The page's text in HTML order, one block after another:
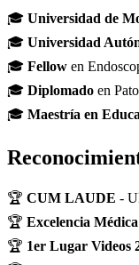
🎓 Universidad de
🎓 Universidad
🎓 Fellow en
🎓 Diplomado en
🎓 Maestría en
🏆 CUM LAUDE -
🏆 Excelencia Médica
🏆 1er Lugar Videos